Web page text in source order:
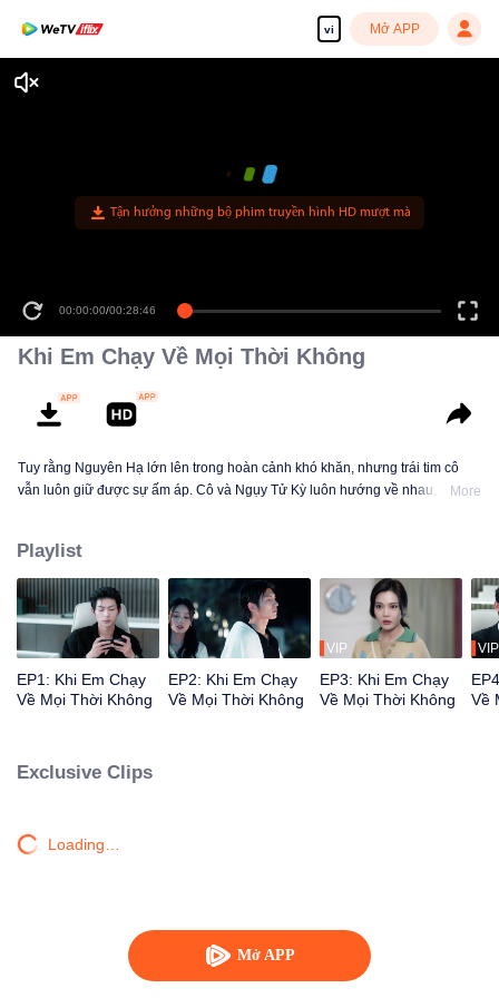
vi Mở APP
Mở APP
Tận hưởng những bộ phim truyền hình HD mượt mà
00:00:00/00:28:46
Khi Em Chạy Về Mọi Thời Không
Tuy rằng Nguyên Hạ lớn lên trong hoàn cảnh khó khăn, nhưng trái tim cô
vẫn luôn giữ được sự ấm áp. Cô và Ngụy Tử Kỳ luôn hướng về nhau, bùMore
Playlist
EP1: Khi Em Chạy
Về Mọi Thời Không
EP2: Khi Em Chạy
Về Mọi Thời Không
VIP
EP3: Khi Em Chạy
Về Mọi Thời Không
VIP
Về
Exclusive Clips
Loading…